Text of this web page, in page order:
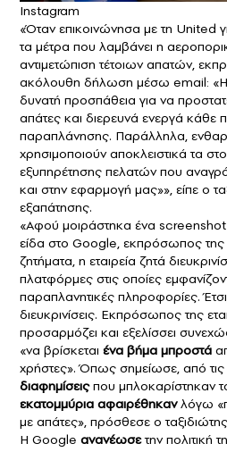
Instagram
«Όταν επικοινώνησα με τη United
τα μέτρα που λαμβάνει η
αντιμετώπιση τέτοιων απατών,
ακόλουθη δήλωση μέσω email: «Η
δυνατή προσπάθεια για να
απάτες και διερευνά ενεργά κάθε
παραπλάνησης. Παράλληλα,
χρησιμοποιούν αποκλειστικά τα
εξυπηρέτησης πελατών που
και στην εφαρμογή μας»», είπε ο
εξαπάτησης.
«Αφού μοιράστηκα ένα
είδα στο Google, εκπρόσωπος της
ζητήματα, η εταιρεία ζητά
πλατφόρμες στις οποίες
παραπλανητικές πληροφορίες.
διευκρινίσεις. Εκπρόσωπος της
προσαρμόζει και εξελίσσει
«να βρίσκεται ένα βήμα μπροστά
χρήστες». Όπως σημείωσε, από τις
διαφημίσειςπου μπλοκαρίστηκαν
εκατομμύρια αφαιρέθηκανλόγω
με απάτες», πρόσθεσε ο
Η Google ανανέωσετην πολιτική